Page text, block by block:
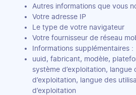
Autres informations que vous
Votre adresse IP
Le type de votre navigateur
Votre fournisseur de réseau
Informations supplémentaires :
uuid, fabricant, modèle,
système d’exploitation, langue
d’exploitation, langue des
d’exploitation